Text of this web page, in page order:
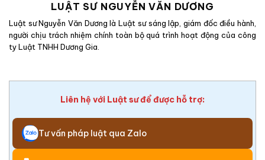
LUẬT SƯ NGUYỄN VĂN DƯƠNG
Luật sư Nguyễn Văn Dương là Luật sư sáng lập, giám đốc điều hành,
người chịu trách nhiệm chính toàn bộ quá trình hoạt động của công
ty Luật TNHH Dương Gia.
Liên hệ với Luật sư để được hỗ trợ:
Tư vấn pháp luật qua Zalo